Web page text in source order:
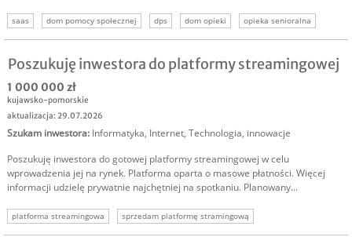
saas dom pomocy społecznej dps dom opieki
opieka senioralna
system dla placówek
oprogramowanie medyczne
Poszukuję inwestora do platformy streamingowej
1 000 000 zł
kujawsko-pomorskie
aktualizacja: 29.07.2026
Szukam inwestora: Informatyka, Internet, Technologia, innowacje
Poszukuję inwestora do gotowej platformy streamingowej w celu
wprowadzenia jej na rynek. Platforma oparta o masowe płatności. Więcej
informacji udzielę prywatnie najchętniej na spotkaniu. Planowany...
platforma streamingowa sprzedam platformę stramingową